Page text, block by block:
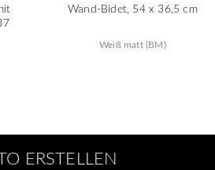
Wand-Bidet, 54 x 36,5 cm
Weiß matt (BM)
ERSTELLEN